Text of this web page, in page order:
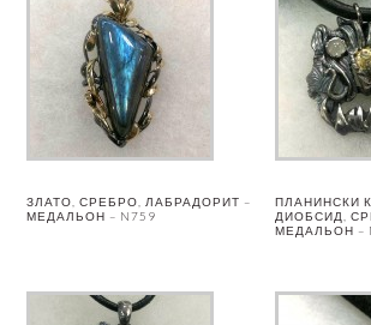
ЗЛАТО, СРЕБРО, ЛАБРАДОРИТ –
МЕДАЛЬОН – N759
ПЛАНИНСКИ
ДИОБСИД,
МЕДАЛЬОН –